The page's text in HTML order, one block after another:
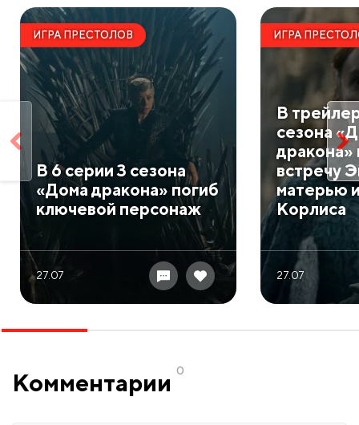
ИГРА ПРЕСТОЛОВ
В 6 серии 3 сезона
«Дома дракона» погиб
ключевой персонаж
27.07
ИГРА
В
сезона
дракона»
встречу
матерью
Корлиса
27.07
Комментарии 0